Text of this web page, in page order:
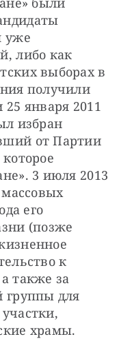
уже
либо как
выборах в
получили
января 2011
избран
от Партии
3 июля 2013
его
(позже
к
также за
группы для
храмы.